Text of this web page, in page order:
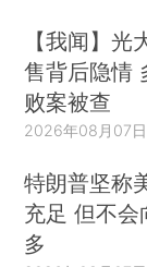
【我闻】光
售背后隐情
败案被查
2026年08月07日
特朗普坚称
充足 但不会
多